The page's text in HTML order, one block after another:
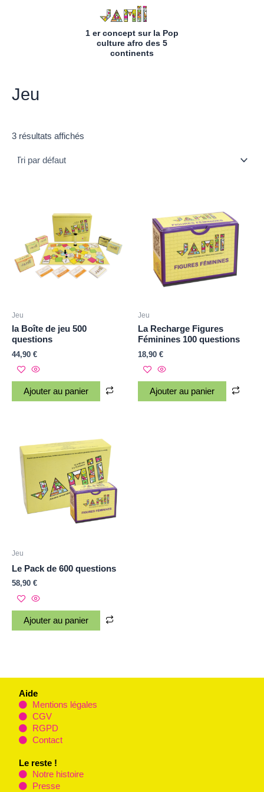
1 er concept sur la Pop
culture afro des 5
continents
Jeu
3 résultats affichés
Jeu
la Boîte de jeu 500
questions
44,90 €
Ajouter au panier
Jeu
La Recharge Figures
Féminines 100 questions
18,90 €
Ajouter au panier
Jeu
Le Pack de 600 questions
58,90 €
Ajouter au panier
Aide
Mentions légales
CGV
RGPD
Contact
Le reste !
Notre histoire
Presse